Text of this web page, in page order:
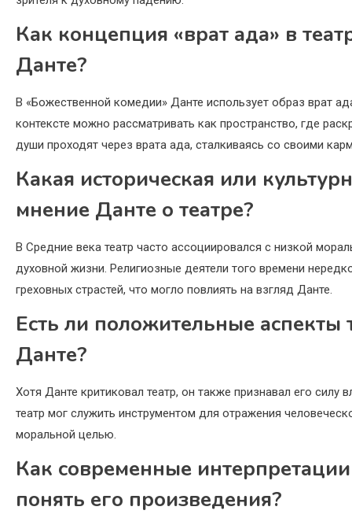
Как концепция «врат ада» в
Данте?
В «Божественной комедии» Данте использует образ врат
контексте можно рассматривать как пространство, где
души проходят через врата ада, сталкиваясь со своими
Какая историческая или
мнение Данте о театре?
В Средние века театр часто ассоциировался с низкой
духовной жизни. Религиозные деятели того времени
греховных страстей, что могло повлиять на взгляд Данте.
Есть ли положительные аспекты
Данте?
Хотя Данте критиковал театр, он также признавал его
театр мог служить инструментом для отражения
моральной целью.
Как современные
понять его произведения?